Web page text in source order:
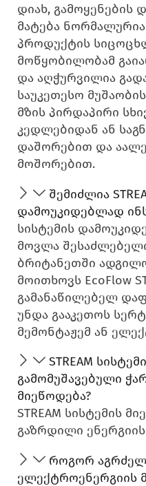
დიახ, გამოყენების
მატება
პროდუქტის
მოწყობილობამ
და აღჭურვილია
საუკეთესო
მზის პირდაპირი
კედლებიდან ან
დაშორებით და
მოშორებით.
შემიძლია
დამოუკიდებლად
სისტემის
მოვლა
ბრიტანეთში
მოითხოვს EcoFlow
გამანაწილებელ
უნდა გააკეთოს
მემონტაჟემ ან
STREAM
გამომუშავებული
მიეწოდება?
STREAM სისტემის
გაზრდილი
როგორ
ელექტროენერგიის